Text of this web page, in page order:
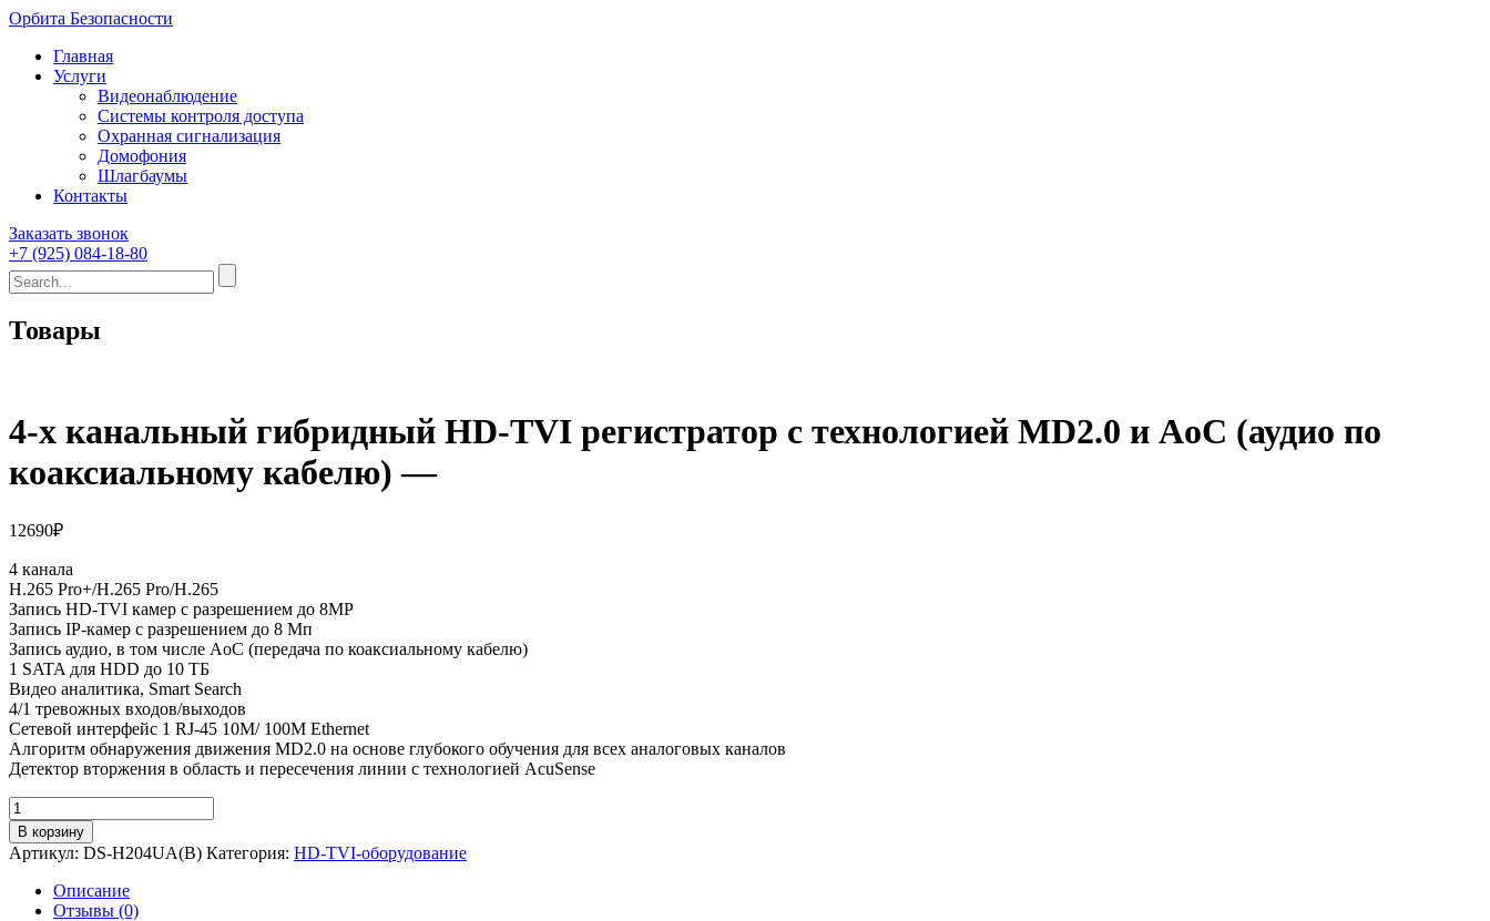
Орбита Безопасности
Главная
Услуги
Видеонаблюдение
Системы контроля доступа
Охранная сигнализация
Домофония
Шлагбаумы
Контакты
Заказать звонок
+7 (925) 084-18-80
Товары
4-х канальный гибридный HD-TVI регистратор c технологией MD2.0 и AoC (аудио по
коаксиальному кабелю) —
12690₽
4 канала
H.265 Pro+/H.265 Pro/H.265
Запись HD-TVI камер c разрешением до 8MP
Запись IP-камер с разрешением до 8 Мп
Запись аудио, в том числе AoC (передача по коаксиальному кабелю)
1 SATA для HDD до 10 ТБ
Видео аналитика, Smart Search
4/1 тревожных входов/выходов
Сетевой интерфейс 1 RJ-45 10M/ 100M Ethernet
Алгоритм обнаружения движения MD2.0 на основе глубокого обучения для всех аналоговых каналов
Детектор вторжения в область и пересечения линии c технологией AcuSense
Количество
товара
4-
х
канальный
гибридный
В корзину
Артикул: DS-H204UA(B) Категория: HD-TVI-оборудование
Описание
Отзывы (0)